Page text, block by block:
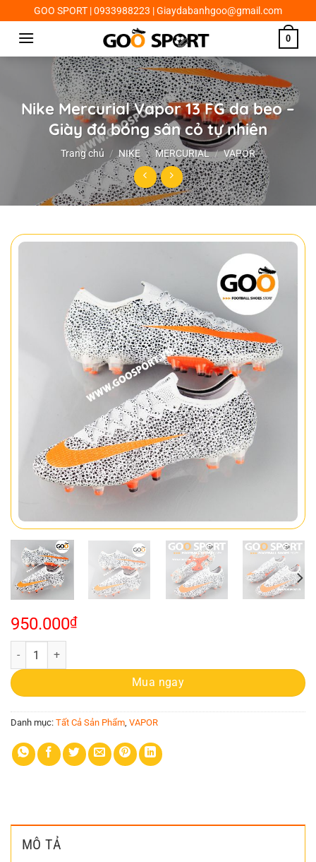
Chuyển
đến
dung
GOO SPORT | 0933988223 | Giaydabanhgoo@gmail.com
0
Nike Mercurial Vapor 13 FG da beo –
Giày đá bóng sân cỏ tự nhiên
Trang chủ / NIKE / MERCURIAL / VAPOR
950.000₫
Nike Mercurial Vapor 13 FG da beo - Giày đá bóng sân cỏ tự nhiên số
Mua ngay
Danh mục: Tất Cả Sản Phẩm, VAPOR
MÔ TẢ